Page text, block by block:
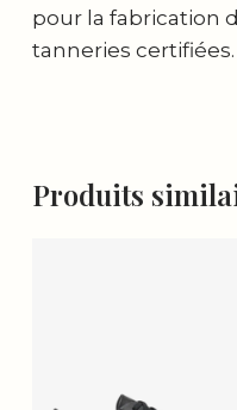
pour la fabrication
tanneries certifiées.
Produits